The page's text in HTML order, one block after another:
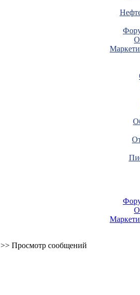
>> Просмотр сообщений